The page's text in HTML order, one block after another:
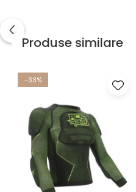
Produse similare
-33%